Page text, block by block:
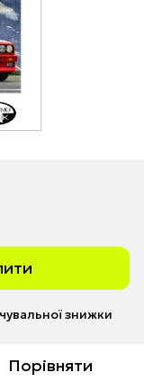
знижки
Порівняти